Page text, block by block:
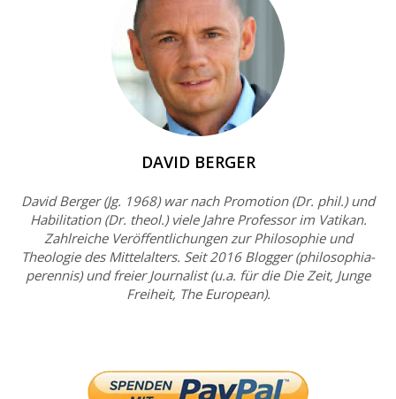
DAVID BERGER
David Berger (Jg. 1968) war nach Promotion (Dr. phil.) und
Habilitation (Dr. theol.) viele Jahre Professor im Vatikan.
Zahlreiche Veröffentlichungen zur Philosophie und
Theologie des Mittelalters. Seit 2016 Blogger (philosophia-
perennis) und freier Journalist (u.a. für die Die Zeit, Junge
Freiheit, The European).